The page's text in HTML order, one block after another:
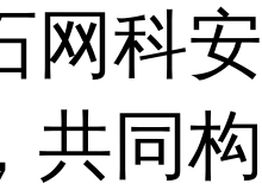
网科
共同